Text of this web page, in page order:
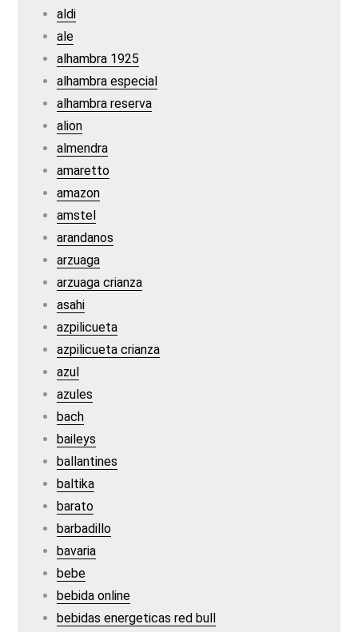
aldi
ale
alhambra 1925
alhambra especial
alhambra reserva
alion
almendra
amaretto
amazon
amstel
arandanos
arzuaga
arzuaga crianza
asahi
azpilicueta
azpilicueta crianza
azul
azules
bach
baileys
ballantines
baltika
barato
barbadillo
bavaria
bebe
bebida online
bebidas energeticas red bull